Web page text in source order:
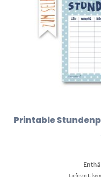
Printable
Lieferzeit: